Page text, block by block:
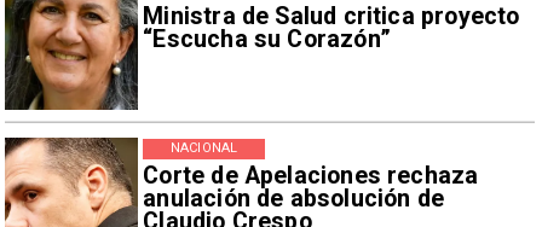
Ministra de Salud critica proyecto
“Escucha su Corazón”
Corte de Apelaciones rechaza
anulación de absolución de
NACIONAL